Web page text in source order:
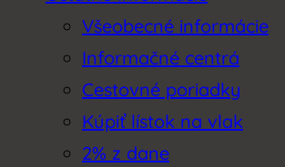
Všeobecné informácie
Informačné centrá
Cestovné poriadky
Kúpiť lístok na vlak
2% z dane